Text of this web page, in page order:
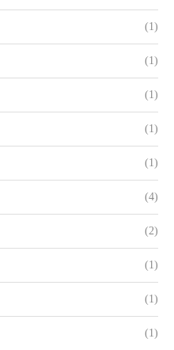
(1)
(1)
(1)
(1)
(1)
(4)
(2)
(1)
(1)
(1)